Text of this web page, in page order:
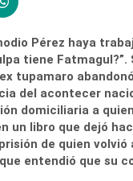
Pérez haya
tiene
tupamaro
del acontecer
domiciliaria a
un libro que dejó
de quien
entendió que su